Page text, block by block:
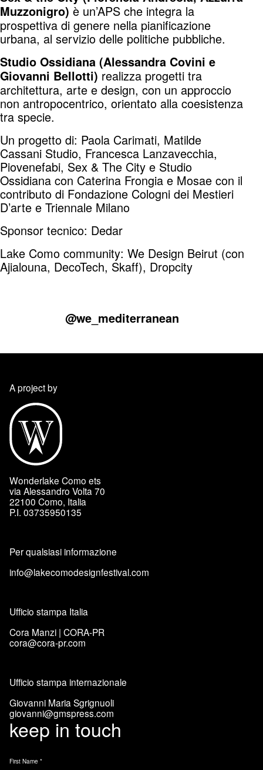
Muzzonigro) è un’APS che integra la
prospettiva di genere nella pianificazione
urbana, al servizio delle politiche pubbliche.
Studio Ossidiana (Alessandra Covini e
Giovanni Bellotti) realizza progetti tra
architettura, arte e design, con un approccio
non antropocentrico, orientato alla coesistenza
tra specie.
Un progetto di: Paola Carimati, Matilde
Cassani Studio, Francesca Lanzavecchia,
Piovenefabi, Sex & The City e Studio
Ossidiana con Caterina Frongia e Mosae con il
contributo di Fondazione Cologni dei Mestieri
D’arte e Triennale Milano
Sponsor tecnico: Dedar
Lake Como community: We Design Beirut (con
Ajialouna, DecoTech, Skaff), Dropcity
@we_mediterranean
A project by
Wonderlake Como ets
via Alessandro Volta 70
22100 Como, Italia
P.I. 03735950135
Per qualsiasi informazione
info@lakecomodesignfestival.com
Ufficio stampa Italia
Cora Manzi | CORA-PR
cora@cora-pr.com
Ufficio stampa internazionale
Giovanni Maria Sgrignuoli
giovanni@gmspress.com
keep in touch
First Name *